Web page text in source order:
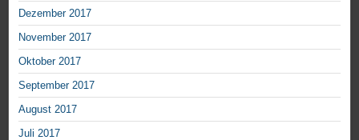
Dezember 2017
November 2017
Oktober 2017
September 2017
August 2017
Juli 2017